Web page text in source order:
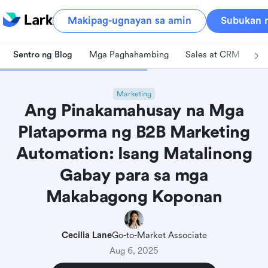
Makipag-ugnayan sa amin Subukan
Sentro ng Blog Mga Paghahambing Sales at CRM
Marketing
Ang Pinakamahusay na Mga
Plataporma ng B2B Marketing
Automation: Isang Matalinong
Gabay para sa mga
Makabagong Koponan
Cecilia LaneGo-to-Market Associate
Aug 6, 2025